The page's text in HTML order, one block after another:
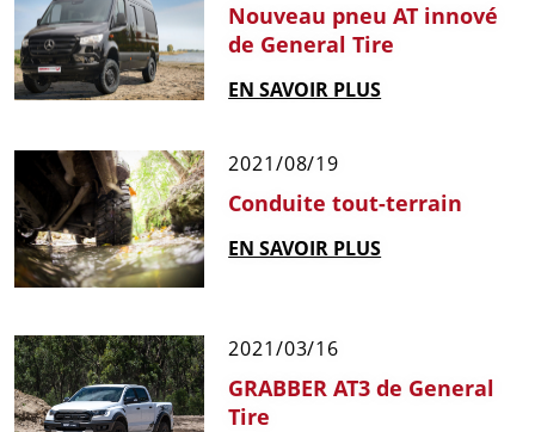
Nouveau pneu AT innové
de General Tire
EN SAVOIR PLUS
2021/08/19
Conduite tout-terrain
EN SAVOIR PLUS
2021/03/16
GRABBER AT3 de General
Tire